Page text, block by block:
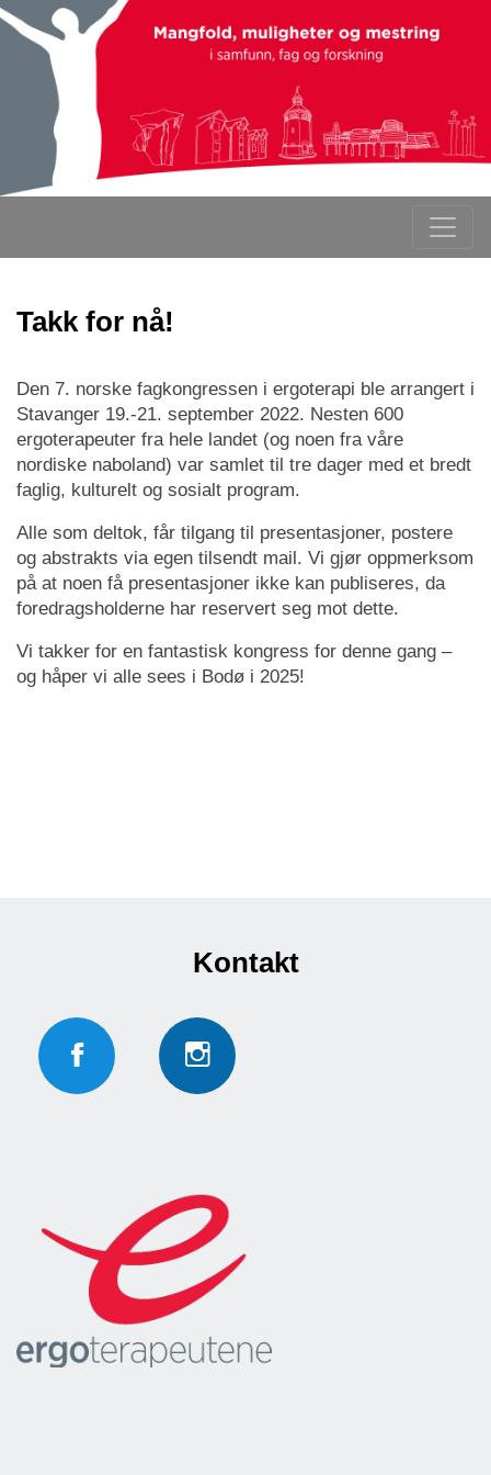
Takk for nå!
Den 7. norske fagkongressen i ergoterapi ble arrangert i
Stavanger 19.-21. september 2022. Nesten 600
ergoterapeuter fra hele landet (og noen fra våre
nordiske naboland) var samlet til tre dager med et bredt
faglig, kulturelt og sosialt program.
Alle som deltok, får tilgang til presentasjoner, postere
og abstrakts via egen tilsendt mail. Vi gjør oppmerksom
på at noen få presentasjoner ikke kan publiseres, da
foredragsholderne har reservert seg mot dette.
Vi takker for en fantastisk kongress for denne gang –
og håper vi alle sees i Bodø i 2025!
Kontakt